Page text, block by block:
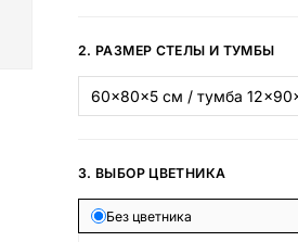
2. РАЗМЕР СТЕЛЫ И ТУМБЫ
3. ВЫБОР ЦВЕТНИКА
Без цветника